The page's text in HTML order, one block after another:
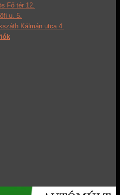
Fő tér 12.
u. 5.
Kálmán utca 4.